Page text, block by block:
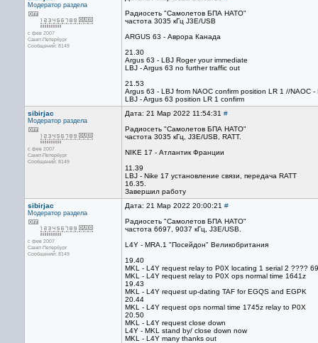
Модератор раздела
с фев 2007
Санкт-Петербург
Сообщений: 8149
Радиосеть "Самолетов БПА НАТО"
частота 3035 кГц J3E/USB
ARGUS 63 - Аврора Канада
21.30
Argus 63 - LBJ Roger your immediate
LBJ - Argus 63 no further traffic out
21.53
Argus 63 - LBJ from NAOC confirm position LR 1 //NAOC
LBJ - Argus 63 position LR 1 confirm
sibirjac
Модератор раздела
с фев 2007
Санкт-Петербург
Сообщений: 8149
Дата: 21 Мар 2022 11:54:31 #
Радиосеть "Самолетов БПА НАТО"
частота 3035 кГц, J3E/USB, RATT.
NIKE 17 - Атлантик Франции
11.39
LBJ - Nike 17 установление связи, передача RATT
16.35.
Завершил работу
sibirjac
Модератор раздела
с фев 2007
Санкт-Петербург
Сообщений: 8149
Дата: 21 Мар 2022 20:00:21 #
Радиосеть "Самолетов БПА НАТО"
частота 6697, 9037 кГц, J3E/USB.
L4Y - MRA.1 "Посейдон" Великобритания
19.40
MKL - L4Y request relay to P0X locating 1 serial 2 ????
MKL - L4Y request relay to P0X ops normal time 1641z
19.43
MKL - L4Y request up-dating TAF for EGQS and EGPK
20.44
MKL - L4Y request ops normal time 1745z relay to P0X
20.50
MKL - L4Y request close down
L4Y - MKL stand by/ close down now
MKL - L4Y many thanks out